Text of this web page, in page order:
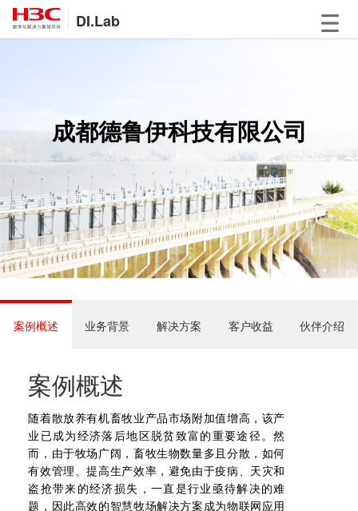
DI.Lab
成都德鲁伊科技有限公司
案例概述 业务背景 解决方案 客户收益 伙伴介绍
案例概述
随着散放养有机畜牧业产品市场附加值增高，该产
业已成为经济落后地区脱贫致富的重要途径。然
而，由于牧场广阔，畜牧生物数量多且分散，如何
有效管理、提高生产效率，避免由于疫病、天灾和
盗抢带来的经济损失，一直是行业亟待解决的难
题，因此高效的智慧牧场解决方案成为物联网应用